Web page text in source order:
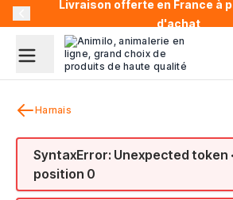
Allez au contenuLivraison offerte en France à
d'achat
Harnais
SyntaxError: Unexpected token
position 0